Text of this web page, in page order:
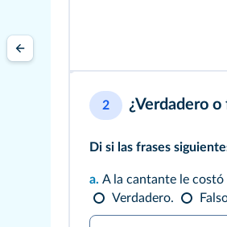
2 ¿Verdadero o
Di si las frases
a. A la cantante le
Verdadero.